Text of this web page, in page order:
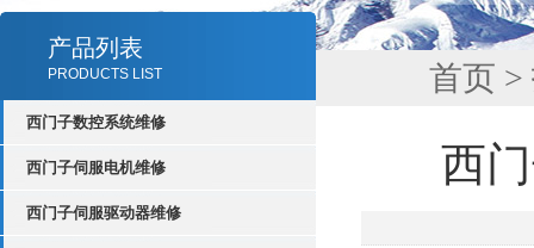
产品列表
PRODUCTS LIST
西门子数控系统维修
西门子伺服电机维修
西门子伺服驱动器维修
首页 >
西